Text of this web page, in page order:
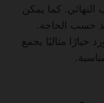
النهائي. كما يمكن
حسب الحاجة.
خيارًا مثاليًا يجمع